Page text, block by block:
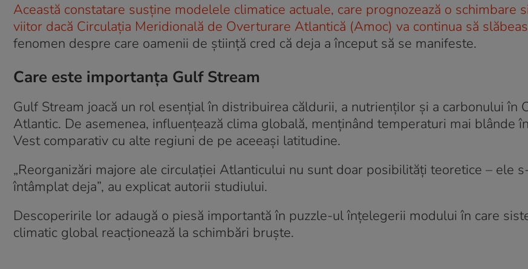
Această constatare susține modelele climatice actuale, care prognozează o schimbare
viitor dacă Circulația Meridională de Overturare Atlantică (Amoc) va continua să
fenomen despre care oamenii de știință cred că deja a început să se manifeste.
Care este importanța Gulf Stream
Gulf Stream joacă un rol esențial în distribuirea căldurii, a nutrienților și a carbonului în
Atlantic. De asemenea, influențează clima globală, menținând temperaturi mai blânde
Vest comparativ cu alte regiuni de pe aceeași latitudine.
„Reorganizări majore ale circulației Atlanticului nu sunt doar posibilități teoretice – ele
întâmplat deja”, au explicat autorii studiului.
Descoperirile lor adaugă o piesă importantă în puzzle-ul înțelegerii modului în care
climatic global reacționează la schimbări bruște.